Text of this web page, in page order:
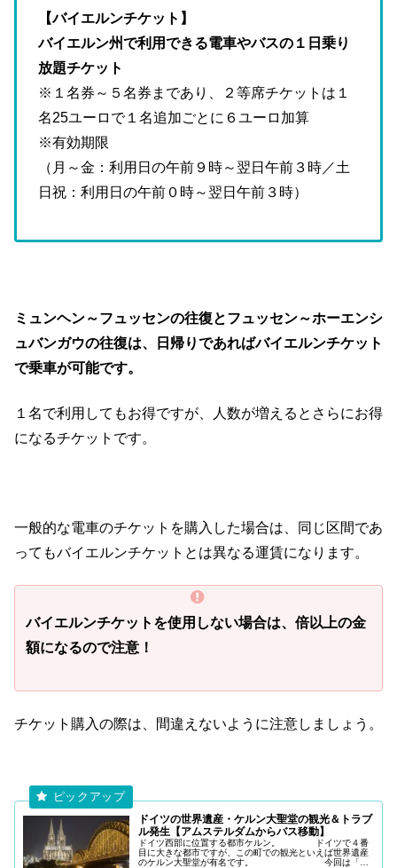
【バイエルンチケット】
バイエルン州で利用できる電車やバスの１日乗り
放題チケット
※１名券～５名券まであり、２等席チケットは１
名25ユーロで１名追加ごとに６ユーロ加算
※有効期限
（月～金：利用日の午前９時～翌日午前３時／土
日祝：利用日の午前０時～翌日午前３時）
ミュンヘン～フュッセンの往復とフュッセン～ホーエンシ
ュバンガウの往復は、日帰りであればバイエルンチケット
で乗車が可能です。
１名で利用してもお得ですが、人数が増えるとさらにお得
になるチケットです。
一般的な電車のチケットを購入した場合は、同じ区間であ
ってもバイエルンチケットとは異なる運賃になります。
バイエルンチケットを使用しない場合は、倍以上の金
額になるので注意！
チケット購入の際は、間違えないように注意しましょう。
ドイツの世界遺産・ケルン大聖堂の観光＆トラブ
ル発生【アムステルダムからバス移動】
ドイツ西部に位置する都市ケルン。 ドイツで４番
目に大きな都市ですが、この町での観光といえば世界遺産
のケルン大聖堂が有名です。 今回は「ド